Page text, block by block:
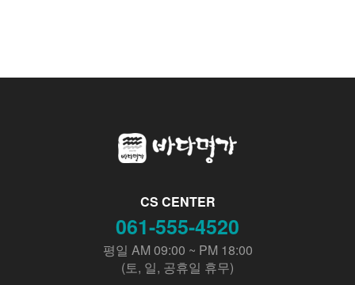
CS CENTER
061-555-4520
평일 AM 09:00 ~ PM 18:00
(토, 일, 공휴일 휴무)